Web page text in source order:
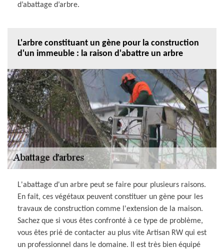
d’abattage d’arbre.
L'arbre constituant un gène pour la construction
d'un immeuble : la raison d'abattre un arbre
L'abattage d'un arbre peut se faire pour plusieurs raisons.
En fait, ces végétaux peuvent constituer un gène pour les
travaux de construction comme l'extension de la maison.
Sachez que si vous êtes confronté à ce type de problème,
vous êtes prié de contacter au plus vite Artisan RW qui est
un professionnel dans le domaine. Il est très bien équipé